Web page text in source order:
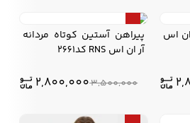
ان اس
20%
پیراهن آستین کوتاه مردانه
آر ان اس RNS کد2661
3,500,000
2,800,000